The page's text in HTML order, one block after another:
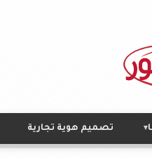
▾ تصميم هوية تجارية